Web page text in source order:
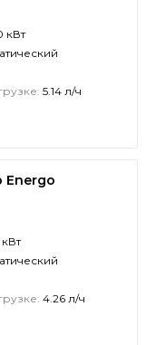
кВт
5.14 л/ч
Energo
кВт
4.26 л/ч